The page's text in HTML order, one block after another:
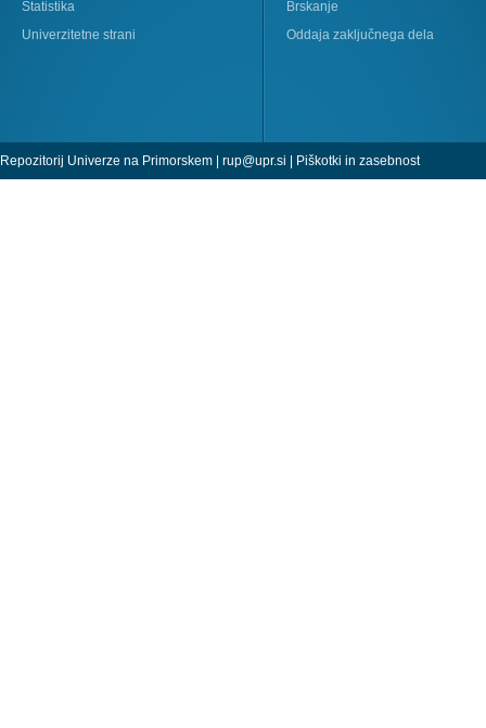
Statistika
Univerzitetne strani
Brskanje
Oddaja zaključnega dela
Repozitorij Univerze na Primorskem | rup@upr.si | Piškotki in zasebnost